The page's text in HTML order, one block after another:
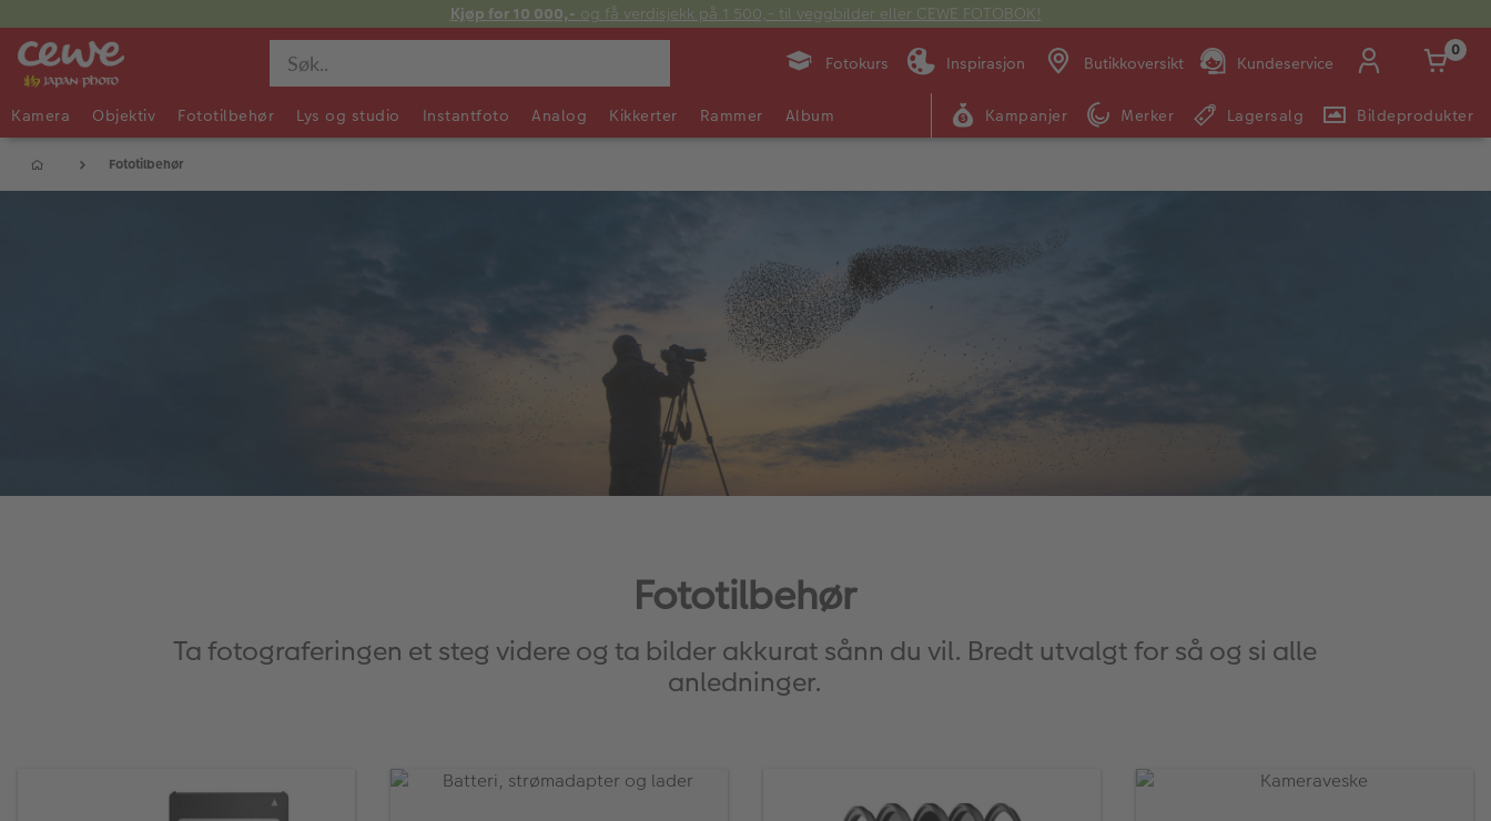
Kjøp for 10 000,- og få verdisjekk på 1 500,- til veggbilder eller CEWE FOTOBOK!
Fotokurs Inspirasjon Butikkoversikt Kundeservice
Man -
09:00 -
14:00 -
0
Kamera Objektiv Fototilbehør Lys og studio Instantfoto Analog Kikkerter Rammer Album Kampanjer Merker Lagersalg Bildeprodukter
Fototilbehør
Fototilbehør
Ta fotograferingen et steg videre og ta bilder akkurat sånn du vil. Bredt utvalgt for så og si alle
anledninger.